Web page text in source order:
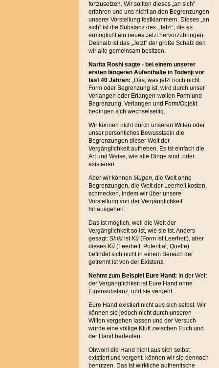
fortzusetzen. Wir sollten dieses „an sich“
erfahren und uns nicht an den Begrenzungen
unserer Vorstellung festklammern. Dieses „an
sich“ ist die Substanz des „Jetzt“, die es
ermöglicht ein neues Jetzt hervorzubringen.
Deshalb ist das „Jetzt“ der große Schatz den
wir alle gemeinsam besitzen.
Narita Roshi sagte - bei einem unserer
ersten längeren Aufenthalte in Todenji vor
fast 40 Jahren: „Das, was jetzt noch nicht
Form oder Begrenzung ist, wird durch unser
Verlangen oder Erlangen-wollen Form und
Begrenzung. Verlangen und Form/Objekt
bedingen sich wechselseitig.
Wir können nicht durch unseren Willen oder
unser persönliches Bewusstsein die
Begrenzungen dieser Welt der
Vergänglichkeit aufheben. Es ist einfach die
Art und Weise, wie alle Dinge sind, oder
existieren.
Aber wir können Mugen, die Welt ohne
Begrenzungen, die Welt der Leerheit kosten,
schmecken, indem wir über unsere
Vorstellung von der Vergänglichkeit
hinausgehen.
Das ist möglich, weil die Welt der
Vergänglichkeit so ist, wie sie ist. Anders
gesagt: ShikiistKû(Form ist Leerheit), aber
dieses Kû(Leerheit, Potential, Quelle)
befindet sich nicht in einem Bereich der
getrennt ist von der Existenz.
Nehmt zum Beispiel Eure Hand: In der Welt
der Vergänglichkeit ist Eure Hand ohne
Eigensubstanz, und sie vergeht.
Eure Hand existiert nicht aus sich selbst. Wir
können sie jedoch nicht durch unseren
Willen vergehen lassen und der Versuch
würde eine völlige Kluft zwischen Euch und
der Hand bedeuten.
Obwohl die Hand nicht aus sich selbst
existiert und vergeht, können wir sie dennoch
benutzen. Das ist wirkliche authentische